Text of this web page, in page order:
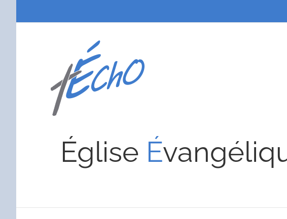
Église É